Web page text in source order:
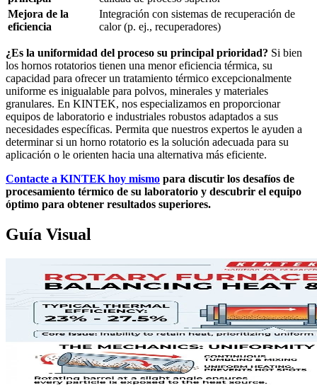
Mejora de la
eficiencia
Integración con sistemas de recuperación de
calor (p. ej., recuperadores)
¿Es la uniformidad del proceso su principal prioridad? Si bien
los hornos rotatorios tienen una menor eficiencia térmica, su
capacidad para ofrecer un tratamiento térmico excepcionalmente
uniforme es inigualable para polvos, minerales y materiales
granulares. En KINTEK, nos especializamos en proporcionar
equipos de laboratorio e industriales robustos adaptados a sus
necesidades específicas. Permita que nuestros expertos le ayuden a
determinar si un horno rotatorio es la solución adecuada para su
aplicación o le orienten hacia una alternativa más eficiente.
Contacte a KINTEK hoy mismo para discutir los desafíos de
procesamiento térmico de su laboratorio y descubrir el equipo
óptimo para obtener resultados superiores.
Guía Visual